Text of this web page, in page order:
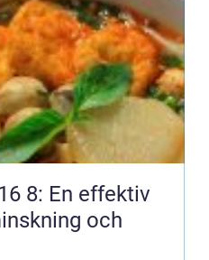
8: En effektiv
och